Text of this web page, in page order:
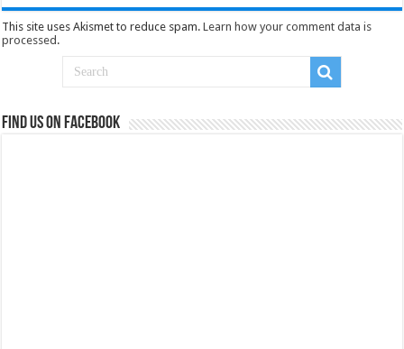
This site uses Akismet to reduce spam.Learn how your comment data is
processed .
Find us on Facebook